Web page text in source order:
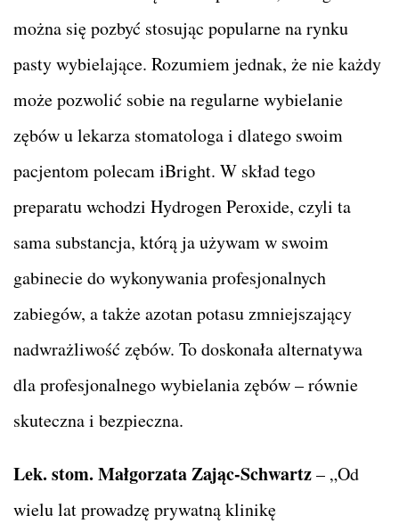
można się pozbyć stosując popularne na rynku
pasty wybielające. Rozumiem jednak, że nie każdy
może pozwolić sobie na regularne wybielanie
zębów u lekarza stomatologa i dlatego swoim
pacjentom polecam iBright. W skład tego
preparatu wchodzi Hydrogen Peroxide, czyli ta
sama substancja, którą ja używam w swoim
gabinecie do wykonywania profesjonalnych
zabiegów, a także azotan potasu zmniejszający
nadwrażliwość zębów. To doskonała alternatywa
dla profesjonalnego wybielania zębów – równie
skuteczna i bezpieczna.
Lek. stom. Małgorzata Zając-Schwartz– „Od
wielu lat prowadzę prywatną klinikę